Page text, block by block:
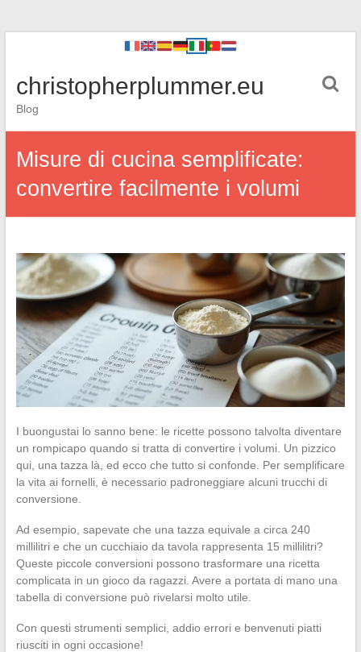
christopherplummer.eu
Blog
Misure di cucina semplificate:
convertire facilmente i volumi
I buongustai lo sanno bene: le ricette possono talvolta diventare
un rompicapo quando si tratta di convertire i volumi. Un pizzico
qui, una tazza là, ed ecco che tutto si confonde. Per semplificare
la vita ai fornelli, è necessario padroneggiare alcuni trucchi di
conversione.
Ad esempio, sapevate che una tazza equivale a circa 240
millilitri e che un cucchiaio da tavola rappresenta 15 millilitri?
Queste piccole conversioni possono trasformare una ricetta
complicata in un gioco da ragazzi. Avere a portata di mano una
tabella di conversione può rivelarsi molto utile.
Con questi strumenti semplici, addio errori e benvenuti piatti
riusciti in ogni occasione!